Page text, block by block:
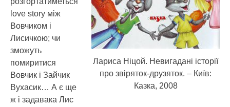
Лариса Ніцой. Невигадані історії
про звіряток-друзяток. – Київ:
Казка, 2008
love story між
Вовчиком і
Лисичкою; чи
зможуть
помиритися
Вовчик і Зайчик
Вухасик… А є ще
ж і задавака Лис